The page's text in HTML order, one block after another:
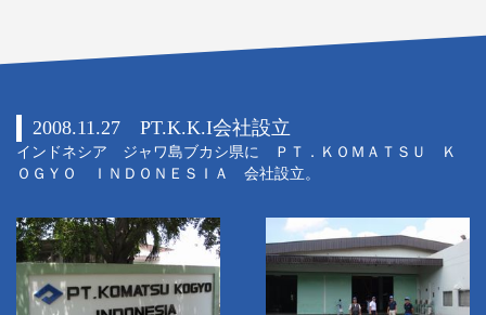
2008.11.27 PT.K.K.I会社設立
インドネシア ジャワ島ブカシ県に ＰＴ．ＫＯＭＡＴＳＵ Ｋ
ＯＧＹＯ ＩＮＤＯＮＥＳＩＡ 会社設立。